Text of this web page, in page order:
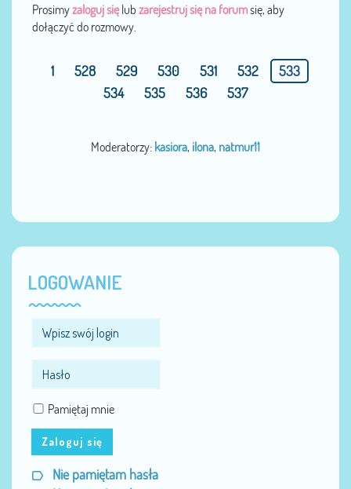
Prosimyzaloguj sięlub zarejestruj się na forumsię, aby
dołączyć do rozmowy.
1 528 529 530 531 532
533
534
535 536 537
Moderatorzy: kasiora, ilona, natmur11
LOGOWANIE
Pamiętaj mnie
Zaloguj się
Nie pamiętam hasła